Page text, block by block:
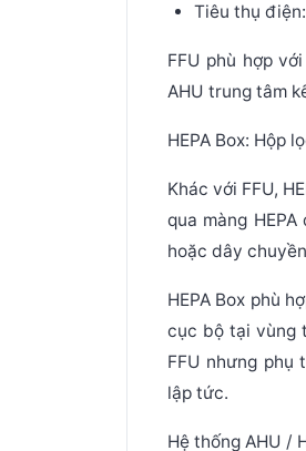
Tiêu thụ điện:
FFU phù hợp
AHU trung tâm
HEPA Box: Hộp
Khác với FFU,
qua màng
hoặc dây
HEPA Box phù
cục bộ tại vùng
FFU nhưng phụ
lập tức.
Hệ thống AHU /